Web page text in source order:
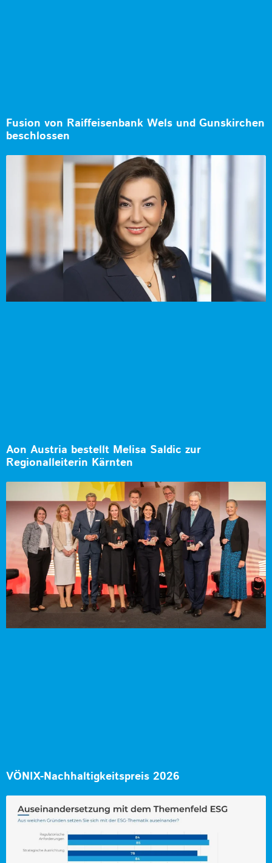
Fusion von Raiffeisenbank Wels und Gunskirchen
beschlossen
Aon Austria bestellt Melisa Saldic zur
Regionalleiterin Kärnten
VÖNIX-Nachhaltigkeitspreis 2026